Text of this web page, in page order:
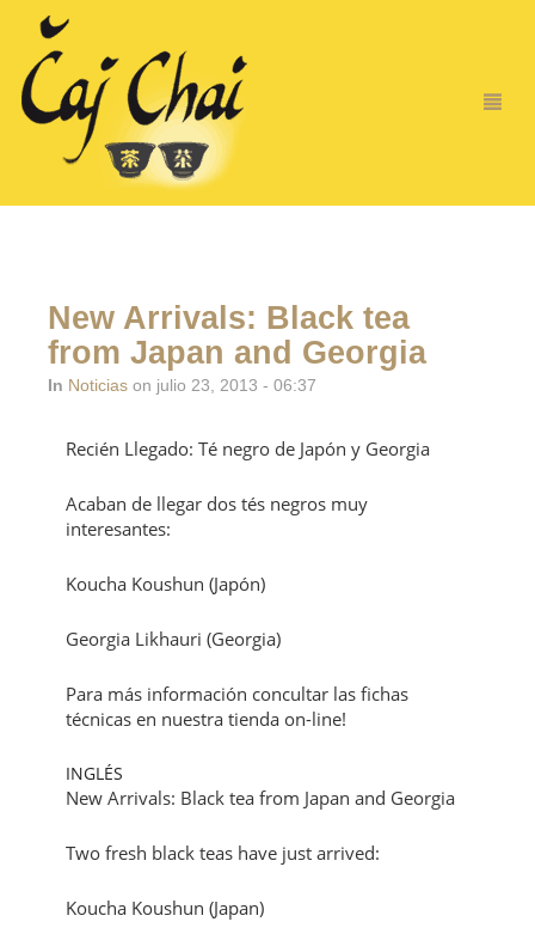
New Arrivals: Black tea
from Japan and Georgia
In Noticias on julio 23, 2013 - 06:37
Recién Llegado: Té negro de Japón y Georgia
Acaban de llegar dos tés negros muy
interesantes:
Koucha Koushun (Japón)
Georgia Likhauri (Georgia)
Para más información concultar las fichas
técnicas en nuestra tienda on-line!
INGLÉS
New Arrivals: Black tea from Japan and Georgia
Two fresh black teas have just arrived:
Koucha Koushun (Japan)